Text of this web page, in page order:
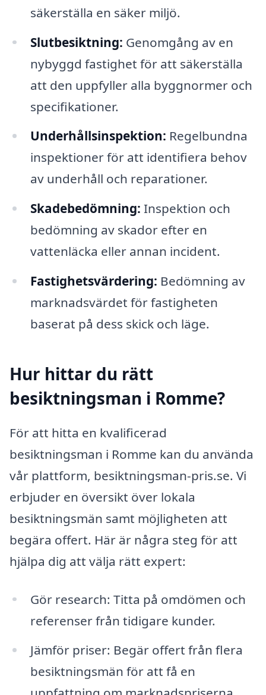
säkerställa en säker miljö.
Slutbesiktning: Genomgång av en
nybyggd fastighet för att säkerställa
att den uppfyller alla byggnormer och
specifikationer.
Underhållsinspektion: Regelbundna
inspektioner för att identifiera behov
av underhåll och reparationer.
Skadebedömning: Inspektion och
bedömning av skador efter en
vattenläcka eller annan incident.
Fastighetsvärdering: Bedömning av
marknadsvärdet för fastigheten
baserat på dess skick och läge.
Hur hittar du rätt
besiktningsman i Romme?
För att hitta en kvalificerad
besiktningsman i Romme kan du använda
vår plattform, besiktningsman-pris.se. Vi
erbjuder en översikt över lokala
besiktningsmän samt möjligheten att
begära offert. Här är några steg för att
hjälpa dig att välja rätt expert:
Gör research: Titta på omdömen och
referenser från tidigare kunder.
Jämför priser: Begär offert från flera
besiktningsmän för att få en